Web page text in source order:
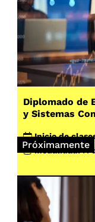
Próximamente
Diplomado de
y Sistemas
Inicio de
Modalidad: A